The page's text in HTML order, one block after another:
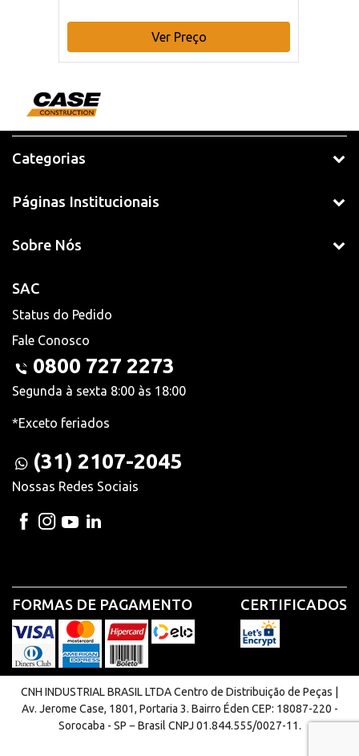
Ver Preço
Categorias
Páginas Institucionais
Sobre Nós
SAC
Status do Pedido
Fale Conosco
0800 727 2273
Segunda à sexta 8:00 às 18:00
*Exceto feriados
(31) 2107-2045
Nossas Redes Sociais
FORMAS DE PAGAMENTO CERTIFICADOS
CNH INDUSTRIAL BRASIL LTDA Centro de Distribuição de Peças |
Av. Jerome Case, 1801, Portaria 3. Bairro Éden CEP: 18087-220 -
Sorocaba - SP − Brasil CNPJ 01.844.555/0027-11.